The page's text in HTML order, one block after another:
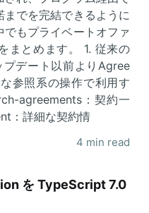
でを完結できるように
もプライベートオファ
まとめます。 1. 従来の
デート以前よりAgree
参照系の操作で利用す
agreements：契約一
：詳細な契約情
4 min read
を TypeScript 7.0